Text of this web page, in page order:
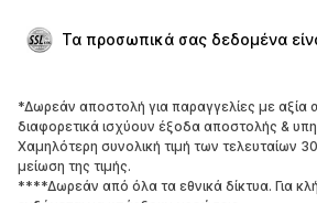
Περιστάσεις
ΠΑΠΟΎΤΣΙΑ
ΝΕΑ
Trending
Sneakers
Μποτάκια
Τα προσωπικά σας δεδομένα
*Δωρεάν αποστολή για παραγγελίες με αξία
διαφορετικά ισχύουν έξοδα αποστολής &
Χαμηλότερη συνολική τιμή των τελευταίων
μείωση της τιμής.
****Δωρεάν από όλα τα εθνικά δίκτυα. Για